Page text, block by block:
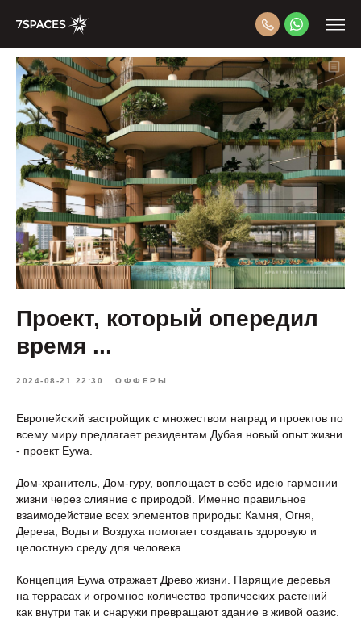
Проект, который опередил
время ...
2024-08-21 22:30 ОФФЕРЫ
Европейский застройщик с множеством наград и проектов по
всему миру предлагает резидентам Дубая новый опыт жизни
- проект Eywa.
Дом-хранитель, Дом-гуру, воплощает в себе идею гармонии
жизни через слияние с природой. Именно правильное
взаимодействие всех элементов природы: Камня, Огня,
Дерева, Воды и Воздуха помогает создавать здоровую и
целостную среду для человека.
Концепция Eywa отражает Древо жизни. Парящие деревья
на террасах и огромное количество тропических растений
как внутри так и снаружи превращают здание в живой оазис.